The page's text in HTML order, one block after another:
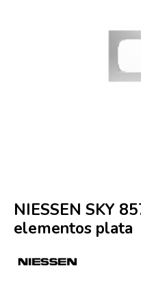
NIESSEN SKY
elementos plata